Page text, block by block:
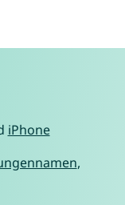
iPhone
,